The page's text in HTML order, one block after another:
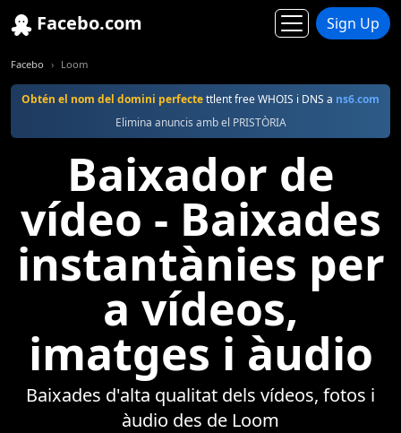
Facebo.com Sign Up
Facebo Loom
Obtén el nom del domini perfectettlent free WHOIS i DNS a ns6.com
Elimina anuncis amb el PRISTÒRIA
Baixador de
vídeo - Baixades
instantànies per
a vídeos,
imatges i àudio
Baixades d'alta qualitat dels vídeos, fotos i
àudio des de Loom